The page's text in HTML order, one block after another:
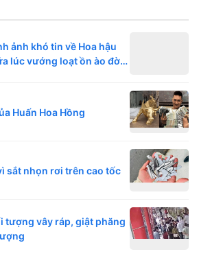
ảnh khó tin về Hoa hậu
lúc vướng loạt ồn ào đời
Huấn Hoa Hồng
sắt nhọn rơi trên cao tốc
tượng vây ráp, giật phăng